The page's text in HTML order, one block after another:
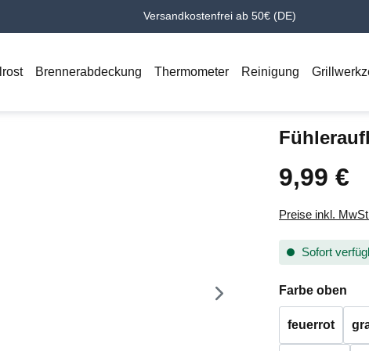
Versandkostenfrei ab 50€ (DE)
Brennerabdeckung Thermometer Reinigung
Regulärer Preis:
9,99 €
Preise inkl.
Sofort
Farbe oben
feuerrot